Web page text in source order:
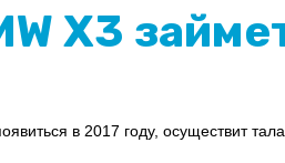
X3
в 2017 году, осуществит